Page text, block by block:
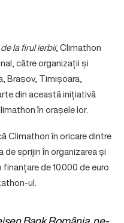
la firul ierbii, Climathon
către organizații și
Brașov, Timișoara,
din această inițiativă
în orașele lor.
Climathon în oricare dintre
sprijin în organizarea și
de 10.000 de euro
ul.